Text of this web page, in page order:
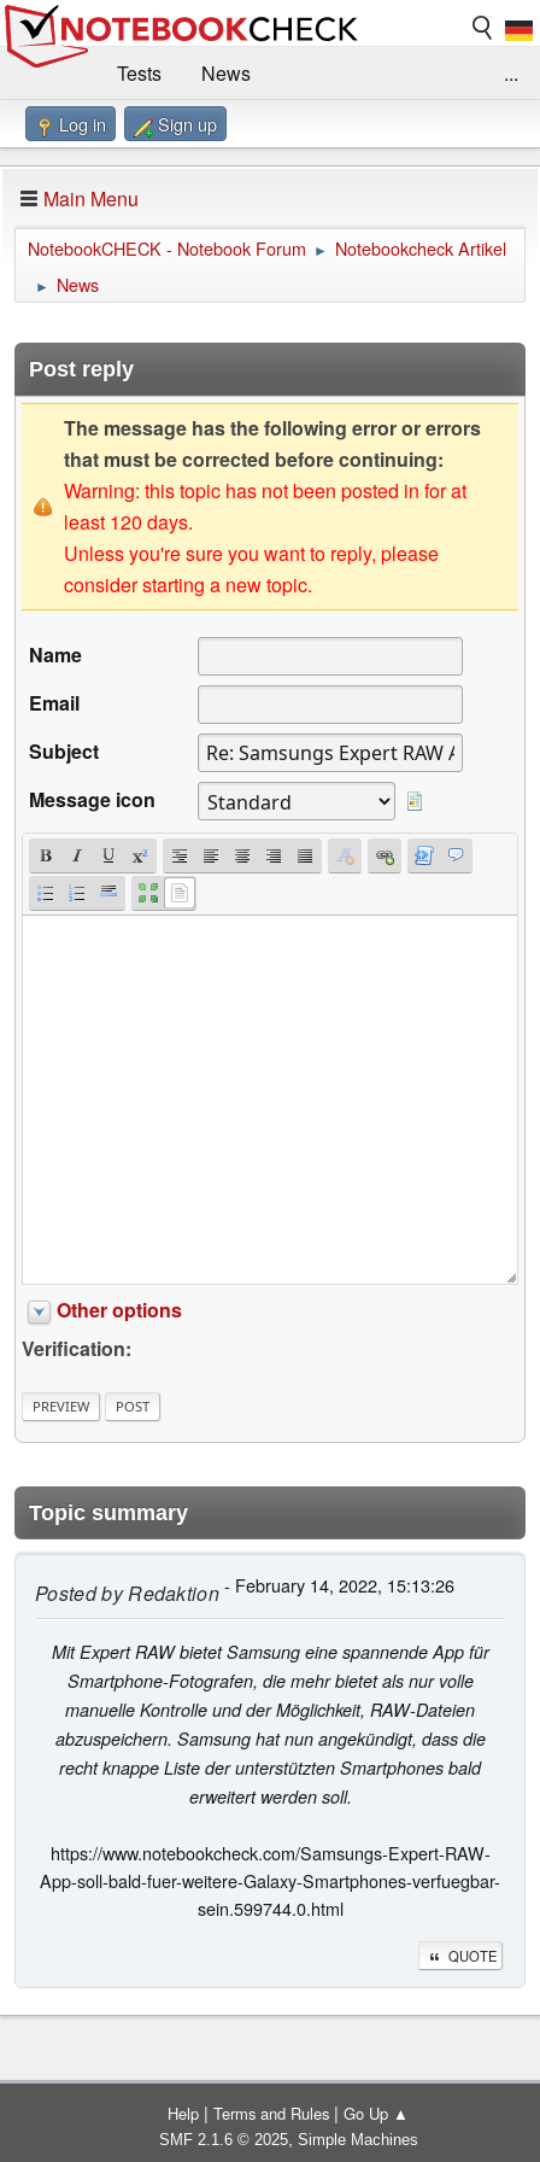
Tests
News
Benchmarks / Technik
Forum
Impressum
...
Log in Sign up
Main Menu
NotebookCHECK - Notebook Forum ► Notebookcheck Artikel
► News
Post reply
The message has the following error or errors
that must be corrected before continuing:
Warning: this topic has not been posted in for at
least 120 days.
Unless you're sure you want to reply, please
consider starting a new topic.
Name
Email
Subject
Message icon
Other options
Verification:
Topic summary
Posted byRedaktion- February 14, 2022, 15:13:26
Mit Expert RAW bietet Samsung eine spannende App für
Smartphone-Fotografen, die mehr bietet als nur volle
manuelle Kontrolle und der Möglichkeit, RAW-Dateien
abzuspeichern. Samsung hat nun angekündigt, dass die
recht knappe Liste der unterstützten Smartphones bald
erweitert werden soll.
https://www.notebookcheck.com/Samsungs-Expert-RAW-
App-soll-bald-fuer-weitere-Galaxy-Smartphones-verfuegbar-
sein.599744.0.html
QUOTE
Help | Terms and Rules | Go Up ▲
SMF 2.1.6 © 2025, Simple Machines